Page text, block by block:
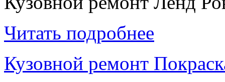
Читать подробнее
Кузовной ремонт